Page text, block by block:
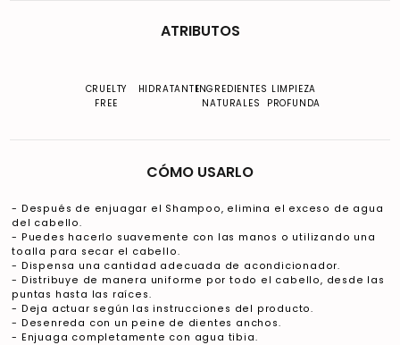
ATRIBUTOS
CRUELTY
FREE
HIDRATANTEINGREDIENTES
NATURALES
LIMPIEZA
PROFUNDA
CÓMO USARLO
- Después de enjuagar el Shampoo, elimina el exceso de agua
del cabello.
- Puedes hacerlo suavemente con las manos o utilizando una
toalla para secar el cabello.
- Dispensa una cantidad adecuada de acondicionador.
- Distribuye de manera uniforme por todo el cabello, desde las
puntas hasta las raíces.
- Deja actuar según las instrucciones del producto.
- Desenreda con un peine de dientes anchos.
- Enjuaga completamente con agua tibia.